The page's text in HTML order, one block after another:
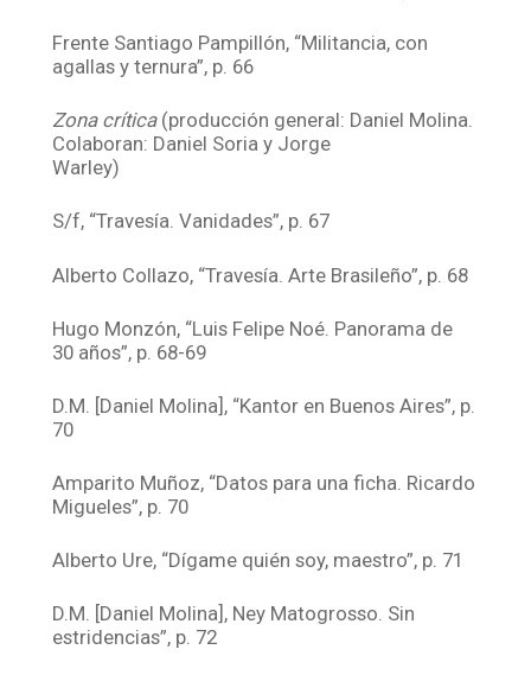
Frente Santiago Pampillón, “Militancia, con
agallas y ternura”, p. 66
Zona crítica (producción general: Daniel Molina.
Colaboran: Daniel Soria y Jorge
Warley)
S/f, “Travesía. Vanidades”, p. 67
Alberto Collazo, “Travesía. Arte Brasileño”, p. 68
Hugo Monzón, “Luis Felipe Noé. Panorama de
30 años”, p. 68-69
D.M. [Daniel Molina], “Kantor en Buenos Aires”, p.
70
Amparito Muñoz, “Datos para una ficha. Ricardo
Migueles”, p. 70
Alberto Ure, “Dígame quién soy, maestro”, p. 71
D.M. [Daniel Molina], Ney Matogrosso. Sin
estridencias”, p. 72